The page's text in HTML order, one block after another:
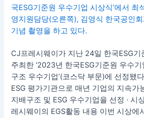
CJ프레시웨이가 지난 24일 한국ESG기
주최한 ‘2023년 한국ESG기준원 우수기
구조 우수기업’(코스닥 부문)에 선정됐
ESG 평가기관으로 매년 기업의 지속가
지배구조 및 ESG 우수기업을 선정 ·
레시웨이의 EGS활동 내용 이번 시상에
ESG
지
배
조
우
수
기
업
선